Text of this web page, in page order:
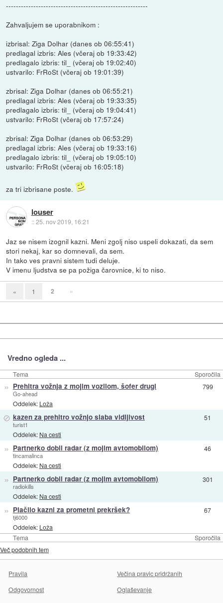
---------------------------------------------------------
Zahvaljujem se uporabnikom :
izbrisal: Ziga Dolhar (danes ob 06:55:41)
predlagal izbris: Ales (včeraj ob 19:33:42)
predlagalo izbris: til_ (včeraj ob 19:02:40)
ustvarilo: FrRoSt (včeraj ob 19:01:39)
zbrisal: Ziga Dolhar (danes ob 06:55:21)
predlagal izbris: Ales (včeraj ob 19:33:35)
predlagalo izbris: til_ (včeraj ob 19:04:41)
ustvarilo: FrRoSt (včeraj ob 17:57:24)
zbrisal: Ziga Dolhar (danes ob 06:53:29)
predlagal izbris: Ales (včeraj ob 19:33:16)
predlagalo izbris: til_ (včeraj ob 19:05:10)
ustvarilo: FrRoSt (včeraj ob 16:05:18)
za tri izbrisane poste.
louser
::25. nov 2019, 16:21
Jaz se nisem izognil kazni. Meni zgolj niso uspeli dokazati, da sem
stori nekaj, kar so domnevali, da sem.
In tako ves pravni sistem tudi deluje.
V imenu ljudstva se pa požiga čarovnice, ki to niso.
« 1 2 »
Vredno ogleda ...
Tema Sporočila
Tema Sporočila
» Prehitra vožnja z mojim vozilom, šofer drugi
Go-ahead
Oddelek: Loža
799
⊘ kazen za prehitro vožnjo slaba vidljivost
turist1
Oddelek: Na cesti
51
» Partnerko dobil radar (z mojim avtomobilom)
tincamalinca
Oddelek: Na cesti
46
» Partnerko dobil radar (z mojim avtomobilom)
radiokills
Oddelek: Na cesti
301
» Plačilo kazni za prometni prekršek?
tj6000
Oddelek: Loža
67
Več podobnih tem
Pravila
Večina pravic pridržanih
Odgovornost
Oglaševanje